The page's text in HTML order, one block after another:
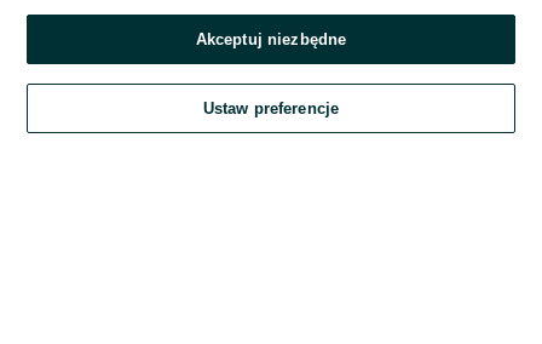
Zaloguj się
Kontynuując za pośrednictwem jednego z dostawców wskazanych powyżej,
OLX.pl w jego aktualnym brzmieniu.
Akceptuj niezbędne
Ustaw preferencje